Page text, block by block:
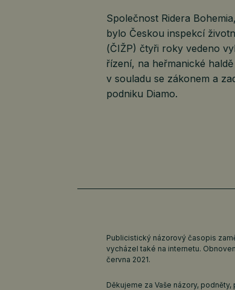
Společnost Ridera
bylo Českou inspekcí
(ČIŽP) čtyři roky vedeno
řízení, na heřmanické
v souladu se zákonem a
podniku Diamo.
Publicistický názorový časopis
vycházel také na internetu.
června 2021.
Děkujeme za Vaše názory,